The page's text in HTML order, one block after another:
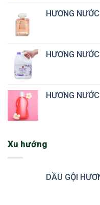
HƯƠNG
HƯƠNG
HƯƠNG
Xu hướng
DẦU GỘI